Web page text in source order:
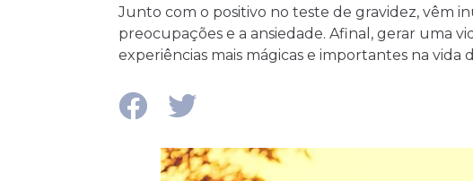
Junto com o positivo no teste de gravidez, vêm
preocupações e a ansiedade. Afinal, gerar uma
experiências mais mágicas e importantes na vida